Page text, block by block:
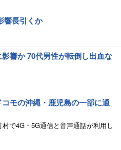
響長引くか
響か 70代男性が転倒し出血な
モの沖縄・鹿児島の一部に通
で4G・5G通信と音声通話が利用し